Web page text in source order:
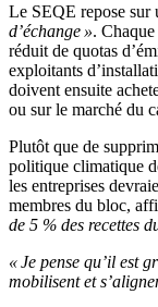
Le SEQE repose sur
d’échange ».
réduit de quotas
exploitants
doivent ensuite
ou sur le marché du
Plutôt que de
politique climatique
les entreprises
membres du bloc,
de 5 % des recettes
« Je pense qu’il est
mobilisent et